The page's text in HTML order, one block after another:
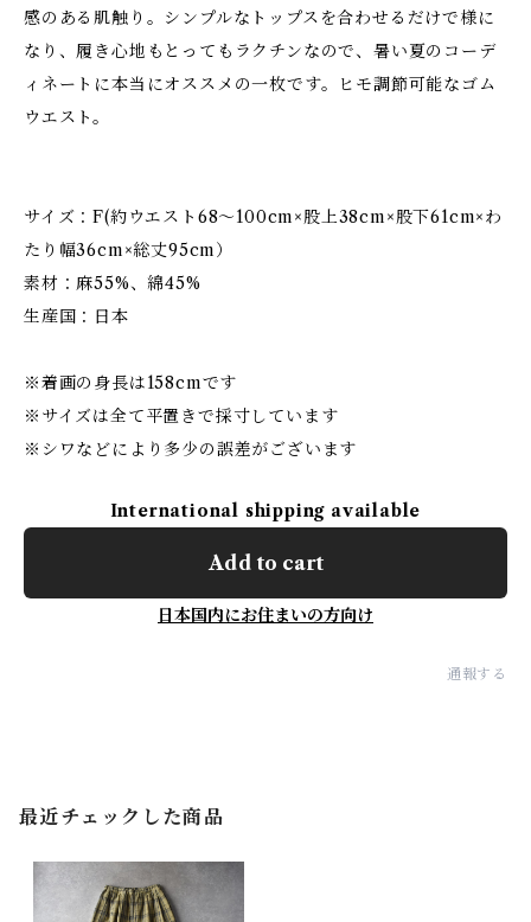
感のある肌触り。シンプルなトップスを合わせるだけで様に
なり、履き心地もとってもラクチンなので、暑い夏のコーデ
ィネートに本当にオススメの一枚です。ヒモ調節可能なゴム
ウエスト。
サイズ：F(約ウエスト68～100cm×股上38cm×股下61cm×わ
たり幅36cm×総丈95cm）
素材：麻55%、綿45%
生産国：日本
※着画の身長は158cmです
※サイズは全て平置きで採寸しています
※シワなどにより多少の誤差がございます
International shipping available
Add to cart
日本国内にお住まいの方向け
通報する
最近チェックした商品